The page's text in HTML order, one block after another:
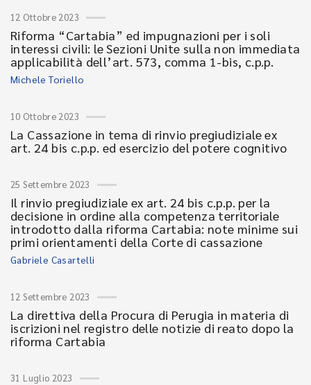
12 Ottobre 2023
Riforma “Cartabia” ed impugnazioni per i soli
interessi civili: le Sezioni Unite sulla non immediata
applicabilità dell’art. 573, comma 1-bis, c.p.p.
Michele Toriello
10 Ottobre 2023
La Cassazione in tema di rinvio pregiudiziale ex
art. 24 bis c.p.p. ed esercizio del potere cognitivo
25 Settembre 2023
Il rinvio pregiudiziale ex art. 24 bis c.p.p. per la
decisione in ordine alla competenza territoriale
introdotto dalla riforma Cartabia: note minime sui
primi orientamenti della Corte di cassazione
Gabriele Casartelli
12 Settembre 2023
La direttiva della Procura di Perugia in materia di
iscrizioni nel registro delle notizie di reato dopo la
riforma Cartabia
31 Luglio 2023